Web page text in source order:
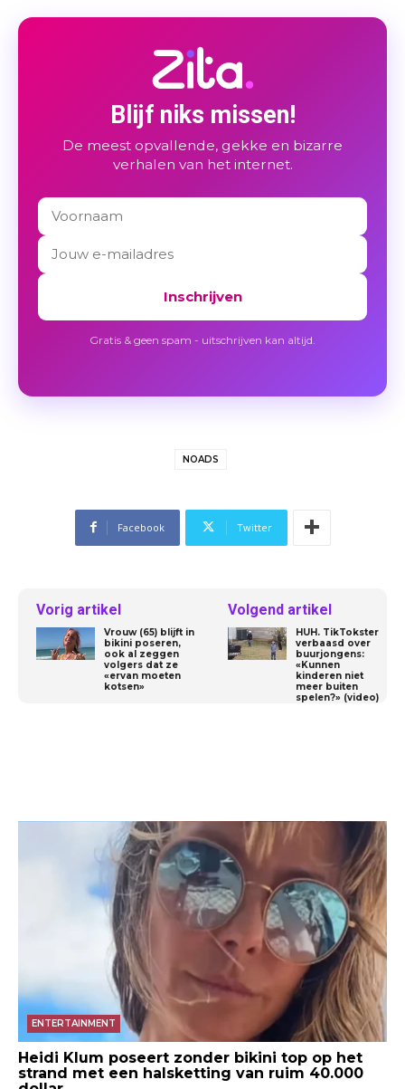
Blijf niks missen!
De meest opvallende, gekke en bizarre
verhalen van het internet.
Inschrijven
Gratis & geen spam - uitschrijven kan altijd.
NOADS
Facebook Twitter
Vorig artikel
Vrouw (65) blijft in
bikini poseren,
ook al zeggen
volgers dat ze
«ervan moeten
kotsen»
Volgend artikel
HUH. TikTokster
verbaasd over
buurjongens:
«Kunnen
kinderen niet
meer buiten
spelen?» (video)
ENTERTAINMENT
Heidi Klum poseert zonder bikini top op het
strand met een halsketting van ruim 40.000